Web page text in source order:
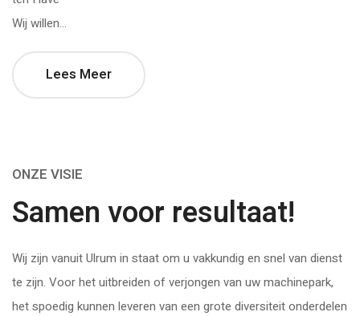
Wij willen...
Lees Meer
ONZE VISIE
Samen voor resultaat!
Wij zijn vanuit Ulrum in staat om u vakkundig en snel van dienst
te zijn. Voor het uitbreiden of verjongen van uw machinepark,
het spoedig kunnen leveren van een grote diversiteit onderdelen